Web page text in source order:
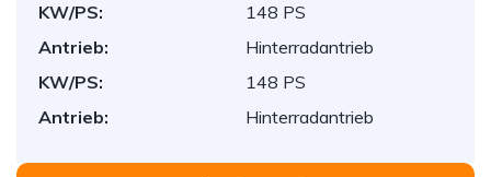
KW/PS:
148 PS
Antrieb:
Hinterradantrieb
KW/PS:
148 PS
Antrieb:
Hinterradantrieb